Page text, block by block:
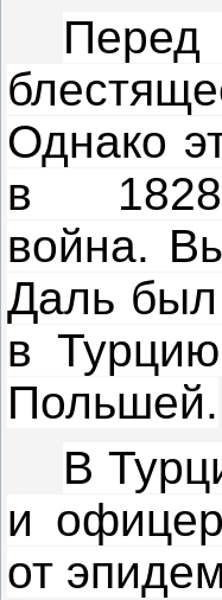
Однако
в 1828
война.
Даль
в
Польшей.
В
и
от